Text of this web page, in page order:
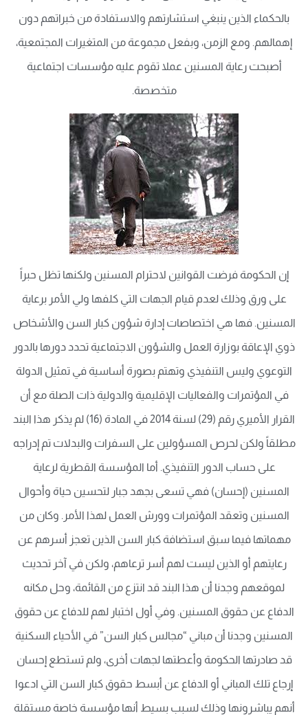
بالحكماء الذين ينبغي استشارتهم والاستفادة من خبراتهم دون
إهمالهم. ومع الزمن، وبفعل مجموعة من المتغيرات المجتمعية،
أصبحت رعاية المسنين عملا تقوم عليه مؤسسات اجتماعية
متخصصة.
إن الحكومة فرضت القوانين لاحترام المسنين ولكنها تظل حبراً
على ورق وذلك لعدم قيام الجهات التي كلفها ولي الأمر برعاية
المسنين. فها هي اختصاصات إدارة شؤون كبار السن والأشخاص
ذوي الإعاقة بوزارة العمل والشؤون الاجتماعية تحدد دورها بالدور
التوعوي وليس التنفيذي وتهتم بصورة أساسية في تمثيل الدولة
في المؤتمرات والفعاليات الإقليمية والدولية ذات الصلة مع أن
القرار الأميري رقم (29) لسنة 2014 في المادة (16) لم يذكر هذا البند
مطلقاً ولكن لحرص المسؤولين على السفرات والبدلات تم إدراجه
على حساب الدور التنفيذي. أما المؤسسة القطرية لرعاية
المسنين (إحسان) فهي تسعى بجهد جبار لتحسين حياة وأحوال
المسنين وتعقد المؤتمرات وورش العمل لهذا الأمر. وكان من
مهماتها فيما سبق استضافة كبار السن الذين تعجز أسرهم عن
رعايتهم أو الذين ليست لهم أسر ترعاهم، ولكن في آخر تحديث
لموقعهم وجدنا أن هذا البند قد انتزع من القائمة، وحل مكانه
الدفاع عن حقوق المسنين. وفي أول اختبار لهم للدفاع عن حقوق
المسنين وجدنا أن مباني “مجالس كبار السن” في الأحياء السكنية
قد صادرتها الحكومة وأعطتها لجهات أخرى، ولم تستطع إحسان
إرجاع تلك المباني أو الدفاع عن أبسط حقوق كبار السن التي ادعوا
أنهم يباشرونها وذلك لسبب بسيط أنها مؤسسة خاصة مستقلة